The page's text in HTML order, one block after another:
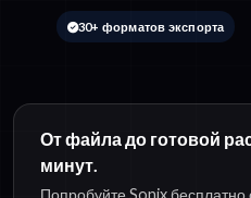
30+ форматов экспорта
От файла до готовой
минут.